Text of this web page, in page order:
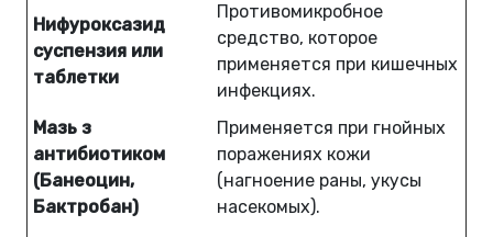
Нифуроксазид
суспензия или
таблетки
Противомикробное
средство, которое
применяется при кишечных
инфекциях.
Мазь з
антибиотиком
(Банеоцин,
Бактробан)
Применяется при гнойных
поражениях кожи
(нагноение раны, укусы
насекомых).